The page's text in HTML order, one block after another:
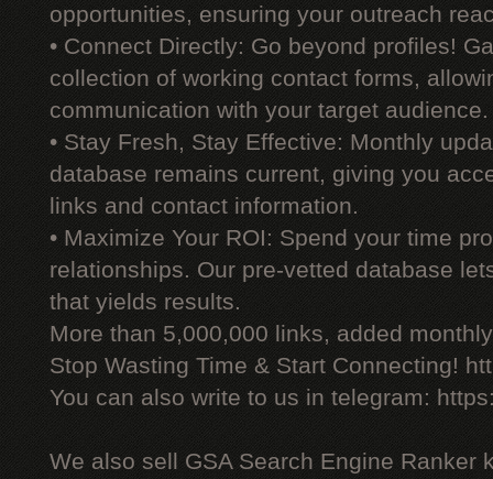
opportunities, ensuring your outreach
• Connect Directly: Go beyond profiles!
collection of working contact forms,
communication with your target audience.
• Stay Fresh, Stay Effective: Monthly
database remains current, giving you
links and contact information.
• Maximize Your ROI: Spend your time
relationships. Our pre-vetted database
that yields results.
More than 5,000,000 links, added
Stop Wasting Time & Start Connecting!
You can also write to us in telegram:
We also sell GSA Search Engine Ranker